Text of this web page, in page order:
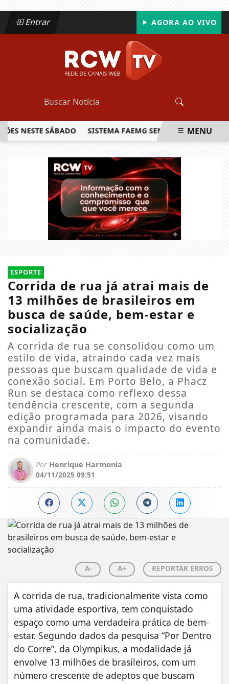
Entrar AGORA AO VIVO
SÁBADO SISTEMA FAEMG SENAR LANÇA OMENU
ESPORTE
Corrida de rua já atrai mais de
13 milhões de brasileiros em
busca de saúde, bem-estar e
socialização
A corrida de rua se consolidou como um
estilo de vida, atraindo cada vez mais
pessoas que buscam qualidade de vida e
conexão social. Em Porto Belo, a Phacz
Run se destaca como reflexo dessa
tendência crescente, com a segunda
edição programada para 2026, visando
expandir ainda mais o impacto do evento
na comunidade.
Por Henrique Harmonia
04/11/2025 09:51
A- A+ REPORTAR ERROS
A corrida de rua, tradicionalmente vista como
uma atividade esportiva, tem conquistado
espaço como uma verdadeira prática de bem-
estar. Segundo dados da pesquisa “Por Dentro
do Corre”, da Olympikus, a modalidade já
envolve 13 milhões de brasileiros, com um
número crescente de adeptos que buscam